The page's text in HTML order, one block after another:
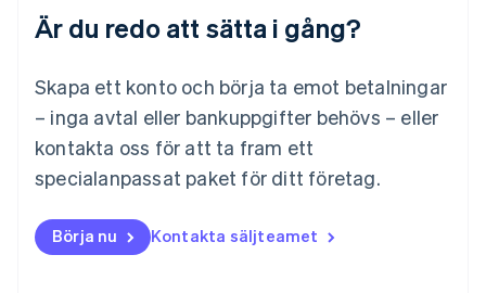
Är du redo att sätta i gång?
Skapa ett konto och börja ta emot betalningar
– inga avtal eller bankuppgifter behövs – eller
kontakta oss för att ta fram ett
specialanpassat paket för ditt företag.
Börja nu Kontakta säljteamet
Malaysia
English
Mexiko
Nederländerna
NederlandsEnglish
English
Nya Zeeland